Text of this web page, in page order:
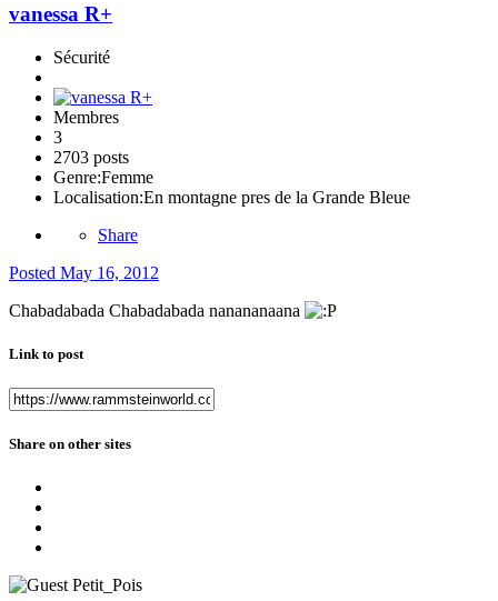
vanessa R+
Sécurité
Membres
3
2703 posts
Genre:Femme
Localisation:En montagne pres de la Grande Bleue
Share
Posted May 16, 2012
Chabadabada Chabadabada nanananaana
Link to post
Share on other sites